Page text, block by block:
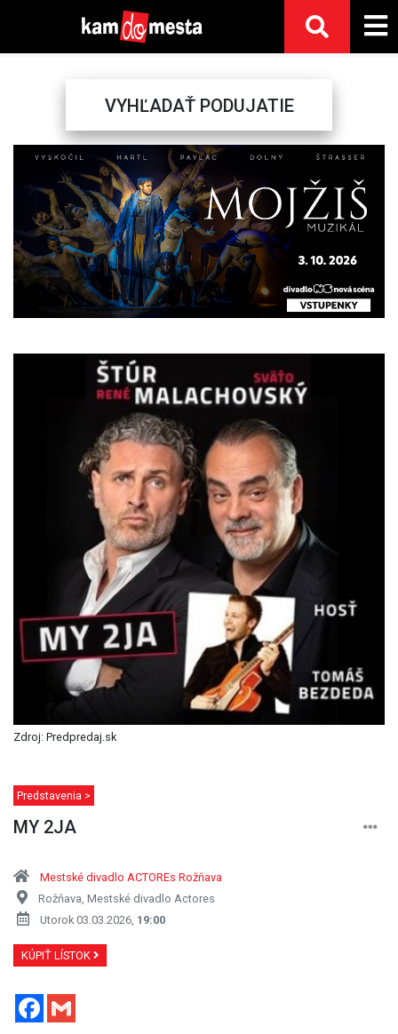
VYHĽADAŤ PODUJATIE
Previous
Zdroj: Predpredaj.sk
Predstavenia >
MY 2JA
Mestské divadlo ACTOREs Rožňava
Rožňava, Mestské divadlo Actores
Utorok 03.03.2026, 19:00
KÚPIŤ LÍSTOK
Facebook